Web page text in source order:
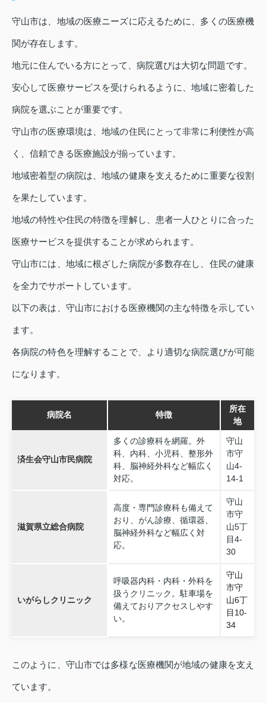
守山市は、地域の医療ニーズに応えるために、多くの医療機
関が存在します。
地元に住んでいる方にとって、病院選びは大切な問題です。
安心して医療サービスを受けられるように、地域に密着した
病院を選ぶことが重要です。
守山市の医療環境は、地域の住民にとって非常に利便性が高
く、信頼できる医療施設が揃っています。
地域密着型の病院は、地域の健康を支えるために重要な役割
を果たしています。
地域の特性や住民の特徴を理解し、患者一人ひとりに合った
医療サービスを提供することが求められます。
守山市には、地域に根ざした病院が多数存在し、住民の健康
を全力でサポートしています。
以下の表は、守山市における医療機関の主な特徴を示してい
ます。
各病院の特色を理解することで、より適切な病院選びが可能
になります。
病院名 特徴
所在
地
済生会守山市民病院
多くの診療科を網羅。外
科、内科、小児科、整形外
科、脳神経外科など幅広く
対応。
守山
市守
山4-
14-1
滋賀県立総合病院
高度・専門診療科も備えて
おり、がん診療、循環器、
脳神経外科など幅広く対
応。
守山
市守
山5丁
目4-
30
いがらしクリニック
呼吸器内科・内科・外科を
扱うクリニック。駐車場を
備えておりアクセスしやす
い。
守山
市守
山6丁
目10-
34
このように、守山市では多様な医療機関が地域の健康を支え
ています。